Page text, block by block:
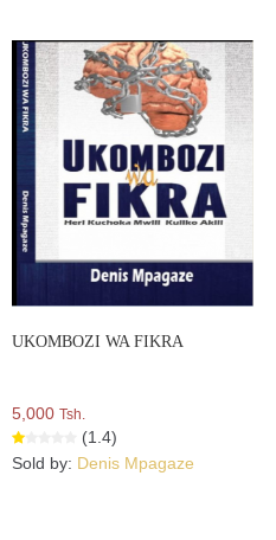
UKOMBOZI WA FIKRA
5,000 Tsh.
(1.4)
Sold by: Denis Mpagaze